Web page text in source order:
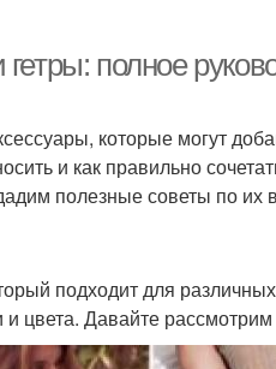
в челках
полное
которые могут
и как правильно
полезные советы по их
подходит для
и цвета. Давайте